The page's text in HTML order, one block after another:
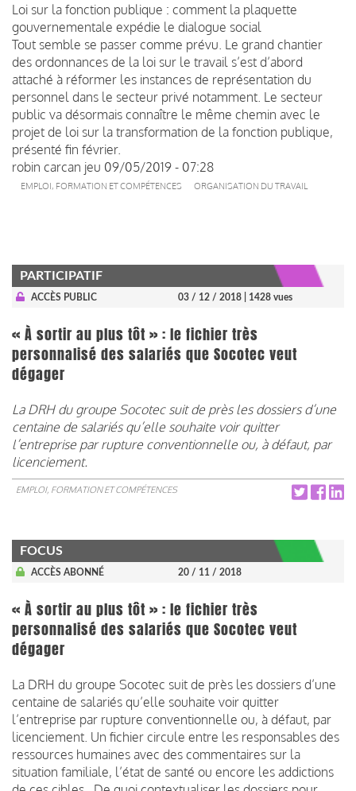
Loi sur la fonction publique : comment la plaquette
gouvernementale expédie le dialogue social
Tout semble se passer comme prévu. Le grand chantier
des ordonnances de la loi sur le travail s’est d’abord
attaché à réformer les instances de représentation du
personnel dans le secteur privé notamment. Le secteur
public va désormais connaître le même chemin avec le
projet de loi sur la transformation de la fonction publique,
présenté fin février.
robin carcan jeu 09/05/2019 - 07:28
EMPLOI, FORMATION ET COMPÉTENCES ORGANISATION DU TRAVAIL
PARTICIPATIF
ACCÈS PUBLIC 03 / 12 / 2018 | 1428 vues
« À sortir au plus tôt » : le fichier très
personnalisé des salariés que Socotec veut
dégager
La DRH du groupe Socotec suit de près les dossiers d’une
centaine de salariés qu’elle souhaite voir quitter
l’entreprise par rupture conventionnelle ou, à défaut, par
licenciement.
EMPLOI, FORMATION ET COMPÉTENCES
FOCUS
ACCÈS ABONNÉ 20 / 11 / 2018
« À sortir au plus tôt » : le fichier très
personnalisé des salariés que Socotec veut
dégager
La DRH du groupe Socotec suit de près les dossiers d’une
centaine de salariés qu’elle souhaite voir quitter
l’entreprise par rupture conventionnelle ou, à défaut, par
licenciement. Un fichier circule entre les responsables des
ressources humaines avec des commentaires sur la
situation familiale, l’état de santé ou encore les addictions